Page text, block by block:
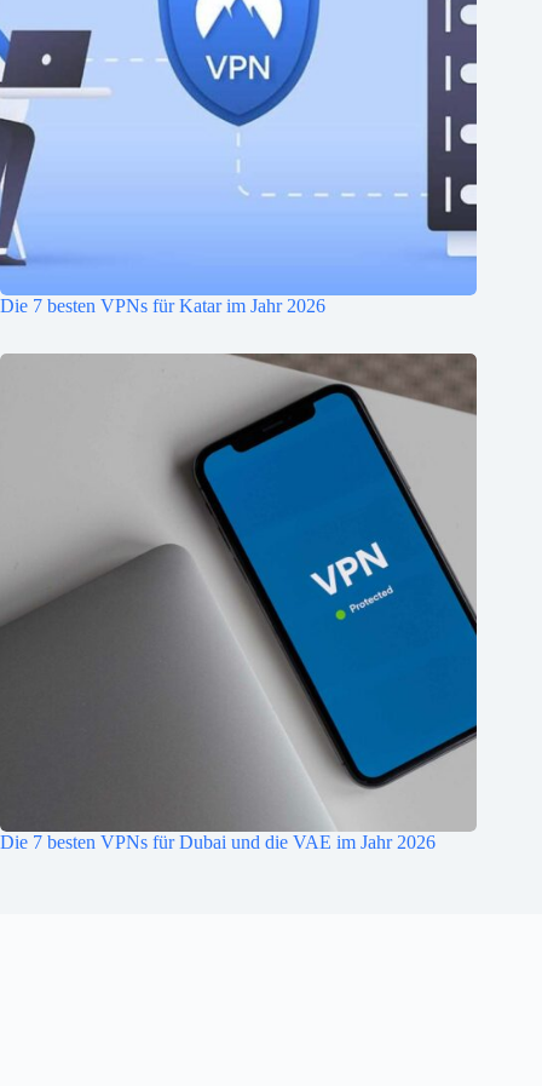
Die 7 besten VPNs für Katar im Jahr 2026
Die 7 besten VPNs für Dubai und die VAE im Jahr 2026